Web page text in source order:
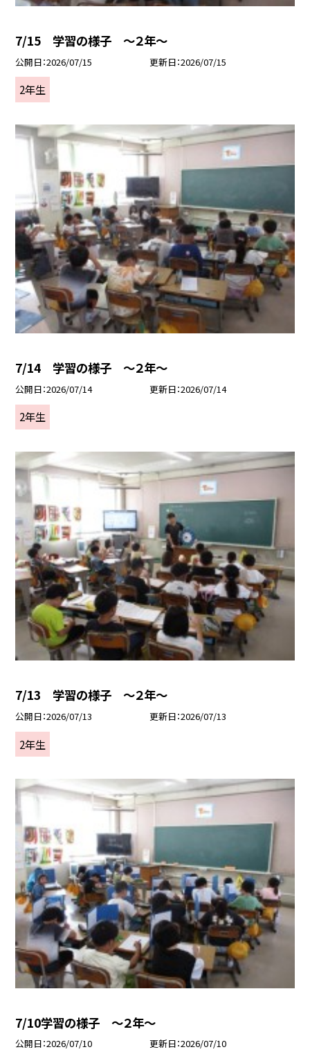
7/15 学習の様子 ～２年～
公開日 2026/07/15 更新日 2026/07/15
2年生
7/14 学習の様子 ～２年～
公開日 2026/07/14 更新日 2026/07/14
2年生
7/13 学習の様子 ～２年～
公開日 2026/07/13 更新日 2026/07/13
2年生
7/10学習の様子 ～２年～
公開日 2026/07/10 更新日 2026/07/10